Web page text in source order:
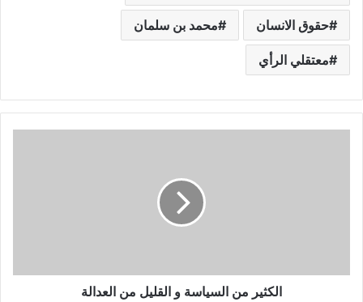
حقوق الانسان محمد بن سلمان
معتقلي الرأي
الكثير من السياسة و القليل من العدالة